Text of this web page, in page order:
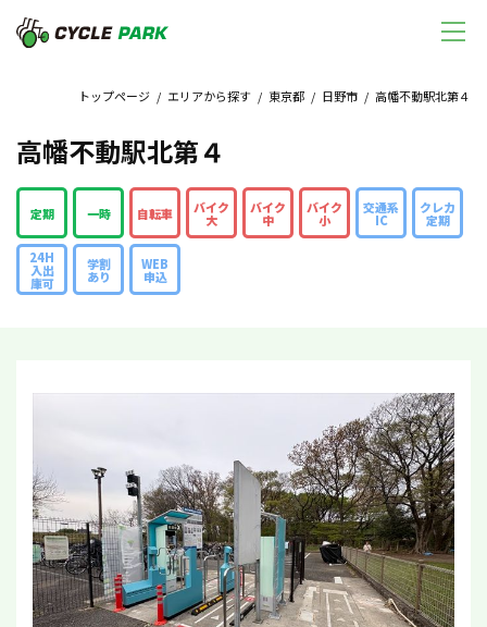
トップページ / エリアから探す / 東京都 / 日野市 / 高幡不動駅北第４
高幡不動駅北第４
定期 一時 自転車 バイク
大
バイク
中
バイク
小
交通系
IC
クレカ
定期
24H
入出
庫可
学割
あり
WEB
申込